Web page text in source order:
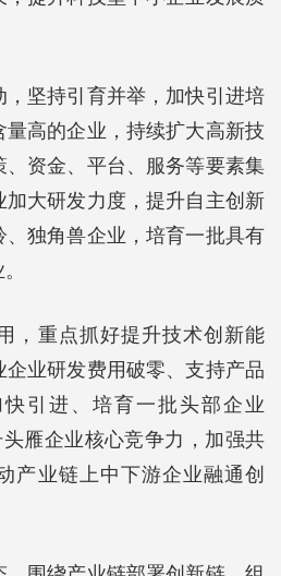
坚持引育并举，加快引进培
高的企业，持续扩大高新技
资金、平台、服务等要素集
大研发力度，提升自主创新
独角兽企业，培育一批具有
，重点抓好提升技术创新能
业研发费用破零、支持产品
引进、培育一批头部企业
头雁企业核心竞争力，加强共
产业链上中下游企业融通创